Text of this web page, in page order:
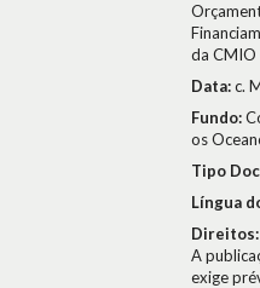
da CMIO
Data:c.
Fundo:
os
Tipo
Língua
Direitos:
A
exige